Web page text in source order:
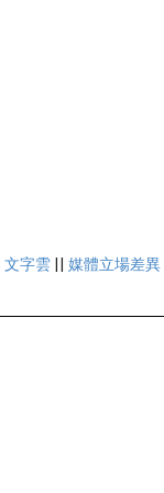
文字雲 || 媒體立場差異